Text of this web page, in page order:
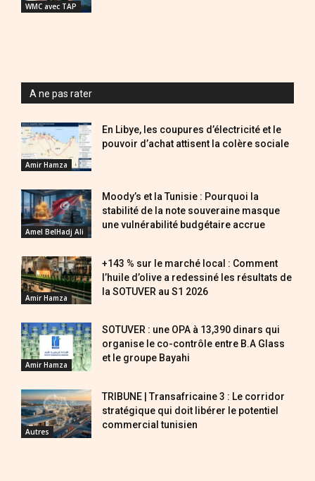
WMC avec TAP
A ne pas rater
Amir Hamza
En Libye, les coupures d’électricité et le
pouvoir d’achat attisent la colère sociale
Amel BelHadj Ali
Moody’s et la Tunisie : Pourquoi la
stabilité de la note souveraine masque
une vulnérabilité budgétaire accrue
Amir Hamza
+143 % sur le marché local : Comment
l’huile d’olive a redessiné les résultats de
la SOTUVER au S1 2026
Amir Hamza
SOTUVER : une OPA à 13,390 dinars qui
organise le co-contrôle entre B.A Glass
et le groupe Bayahi
Autres
TRIBUNE | Transafricaine 3 : Le corridor
stratégique qui doit libérer le potentiel
commercial tunisien